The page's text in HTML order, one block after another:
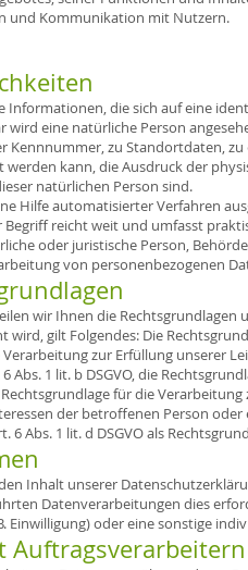
und Kommunikation mit Nutzern.
Informationen, die sich auf eine
wird eine natürliche Person
Kennnummer, zu Standortdaten,
kann, die Ausdruck der
natürlichen Person sind.
Hilfe automatisierter Verfahren
reicht weit und umfasst
oder juristische Person,
von personenbezogenen
wir Ihnen die
gilt Folgendes: Die
Verarbeitung zur Erfüllung unserer
Abs. 1 lit. b DSGVO, die
Rechtsgrundlage für die
der betroffenen Person
Abs. 1 lit. d DSGVO als
Inhalt unserer
Datenverarbeitungen dies
Einwilligung) oder eine sonstige